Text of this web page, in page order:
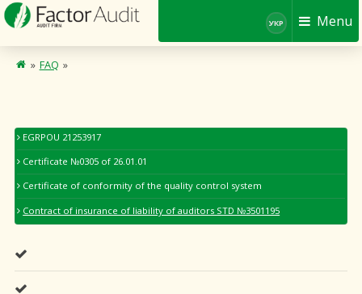
УКР Menu
» FAQ »
EGRPOU 21253917
Certificate №0305 of 26.01.01
Certificate of conformity of the quality control system
Contract of insurance of liability of auditors STD №3501195